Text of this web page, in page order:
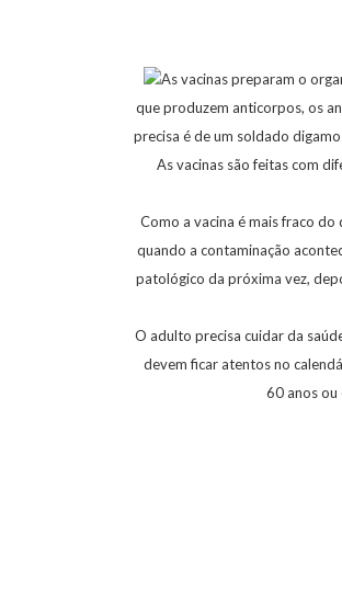
As vacinas preparam o
que produzem anticorpos, os
precisa é de um soldado
As vacinas são feitas com
Como a vacina é mais fraco
quando a contaminação
patológico da próxima vez,
O adulto precisa cuidar da
devem ficar atentos no
60 anos ou